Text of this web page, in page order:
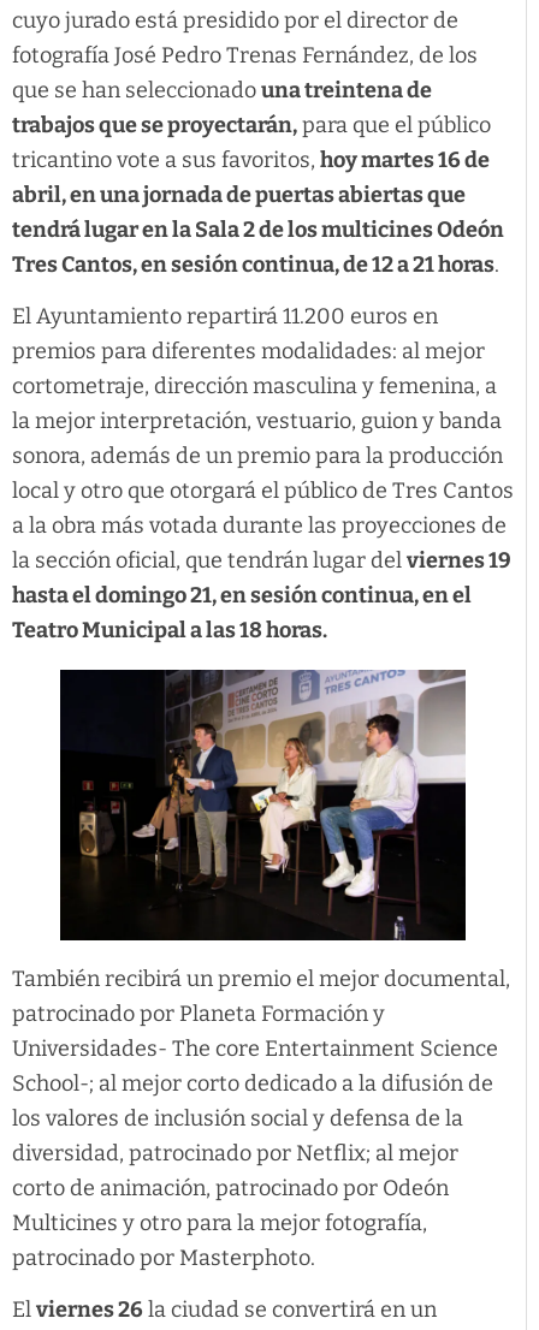
cuyo jurado está presidido por el director de
fotografía José Pedro Trenas Fernández, de los
que se han seleccionadouna treintena de
trabajos que se proyectarán,para que el público
tricantino vote a sus favoritos, hoy martes 16 de
abril, en una jornada de puertas abiertas que
tendrá lugar en la Sala 2 de los multicines Odeón
Tres Cantos, en sesión continua, de 12 a 21 horas.
El Ayuntamiento repartirá 11.200 euros en
premios para diferentes modalidades: al mejor
cortometraje, dirección masculina y femenina, a
la mejor interpretación, vestuario, guion y banda
sonora, además de un premio para la producción
local y otro que otorgará el público de Tres Cantos
a la obra más votada durante las proyecciones de
la sección oficial, que tendrán lugar delviernes19
hasta el domingo 21, en sesión continua, en el
Teatro Municipal a las 18 horas.
También recibirá un premio el mejor documental,
patrocinado por Planeta Formación y
Universidades- The core Entertainment Science
School-; al mejor corto dedicado a la difusión de
los valores de inclusión social y defensa de la
diversidad, patrocinado por Netflix; al mejor
corto de animación, patrocinado por Odeón
Multicines y otro para la mejor fotografía,
patrocinado por Masterphoto.
Elviernes 26 la ciudad se convertirá en un